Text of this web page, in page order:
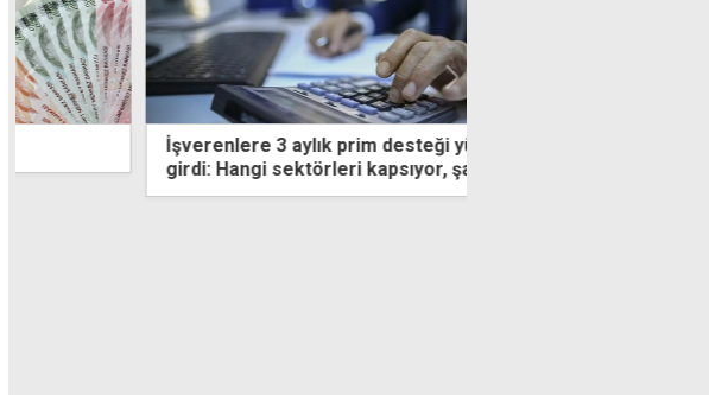
İşverenlere 3 aylık prim desteği yürürlüğe
girdi: Hangi sektörleri kapsıyor, şartlar